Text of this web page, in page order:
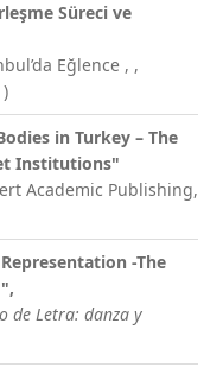
Süreci ve
Eğlence , ,
in Turkey – The
Institutions"
Academic Publishing,
-The
de Letra: danza y